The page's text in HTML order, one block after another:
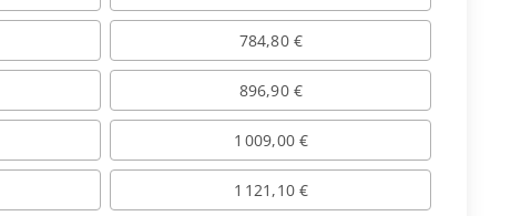
784,80 €
896,90 €
1 009,00 €
1 121,10 €